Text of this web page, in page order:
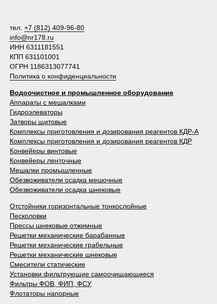
тел. +7 (812) 409-96-80
info@nr178.ru
ИНН 6311181551
КПП 631101001
ОГРН 1186313077741
Политика о конфиденциальности
Водоочистное и промышленное оборудование
Аппараты с мешалками
Гидроэлеваторы
Затворы щитовые
Комплексы приготовления и дозирования реагентов КДР-А
Комплексы приготовления и дозирования реагентов КДР
Конвейеры винтовые
Конвейеры ленточные
Мешалки промышленные
Обезвоживатели осадка мешочные
Обезвоживатели осадка шнековые
Отстойники горизонтальные тонкослойные
Песколовки
Прессы шнековые отжимные
Решетки механические барабанные
Решетки механические грабельные
Решетки механические шнековые
Смесители статические
Установки фильтрующие самоочищающиеся
Фильтры ФОВ, ФИП, ФСУ
Флотаторы напорные